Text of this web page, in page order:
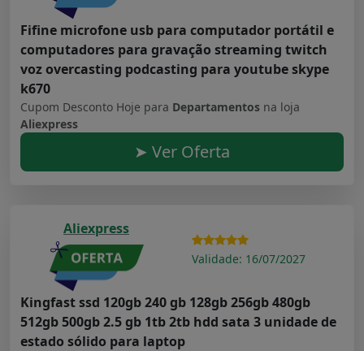
Fifine microfone usb para computador portátil e
computadores para gravação streaming twitch
voz overcasting podcasting para youtube skype
k670
Cupom Desconto Hoje para Departamentos na loja
Aliexpress
➤ Ver Oferta
Aliexpress
Validade: 16/07/2027
Kingfast ssd 120gb 240 gb 128gb 256gb 480gb
512gb 500gb 2.5 gb 1tb 2tb hdd sata 3 unidade de
estado sólido para laptop